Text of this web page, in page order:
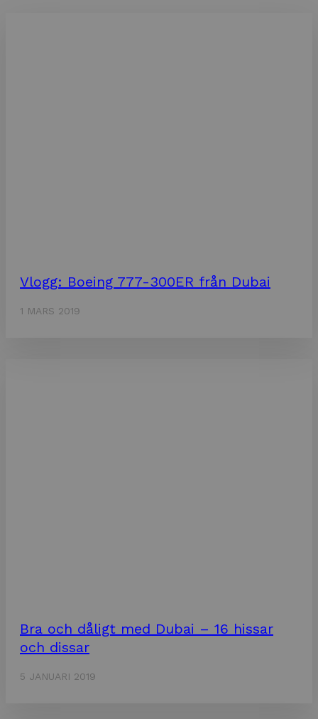
Vlogg: Boeing 777-300ER från Dubai
1 MARS 2019
Bra och dåligt med Dubai – 16 hissar
och dissar
5 JANUARI 2019